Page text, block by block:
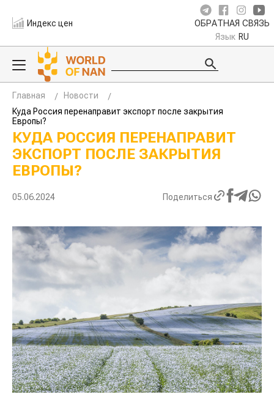
Индекс цен ОБРАТНАЯ СВЯЗЬ
Язык RU
Главная
Новости
Куда Россия перенаправит экспорт после закрытия
Европы?
КУДА РОССИЯ ПЕРЕНАПРАВИТ
ЭКСПОРТ ПОСЛЕ ЗАКРЫТИЯ
ЕВРОПЫ?
05.06.2024 Поделиться